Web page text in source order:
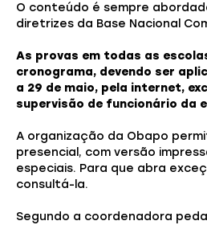
O conteúdo é sempre
diretrizes da Base Nacional
As provas em todas as
cronograma, devendo ser
a 29 de maio, pela internet,
supervisão de funcionário da
A organização da Obapo
presencial, com versão
especiais. Para que abra
consultá-la.
Segundo a coordenadora